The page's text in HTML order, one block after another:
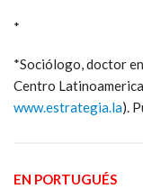
*
*Sociólogo, doctor
Centro
www.estrategia.la).
EN PORTUGUÉS